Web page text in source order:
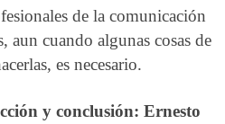
de la comunicación
aun cuando algunas cosas de
es necesario.
y conclusión: Ernesto